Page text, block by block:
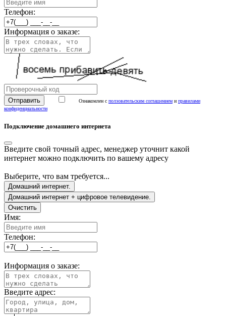
Телефон:
Информация о заказе:
Ознакомлен с ползовательским соглашением и правилами
конфиденциальности
Подключение домашнего интернета
Введите свой точный адрес, менеджер уточнит какой
интернет можно подключить по вашему адресу
Выберите, что вам требуется...
Домашний интернет.
Домашний интернет + цифровое телевидение.
Очистить
Имя:
Телефон:
Информация о заказе:
Введите адрес: